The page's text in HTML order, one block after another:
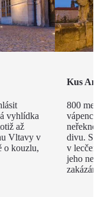
vyhlídka
až
Vltavy v
o kouzlu,
Kus
800
divu.
v
jeho